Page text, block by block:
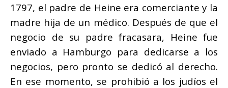
1797, el padre de Heine era comerciante y la
madre hija de un médico. Después de que el
negocio de su padre fracasara, Heine fue
enviado a Hamburgo para dedicarse a los
negocios, pero pronto se dedicó al derecho.
En ese momento, se prohibió a los judíos el